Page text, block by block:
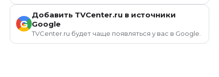
G
Добавить TVCenter.ru в источники
Google
TVCenter.ru будет чаще появляться у вас в Google.